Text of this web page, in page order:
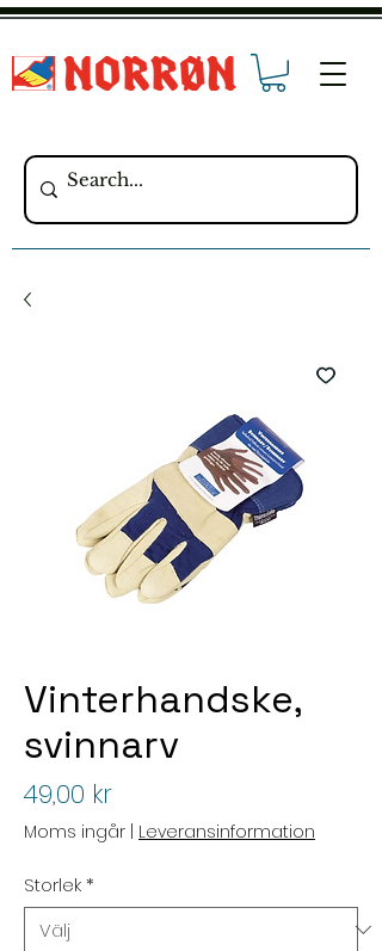
Vinterhandske,
svinnarv
49,00 krPris
Moms ingår | Leveransinformation
Storlek*